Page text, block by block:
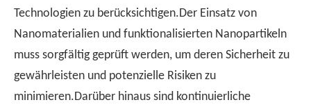
Technologien zu berücksichtigen.Der Einsatz von
Nanomaterialien und funktionalisierten Nanopartikeln
muss sorgfältig geprüft werden, um deren Sicherheit zu
gewährleisten und potenzielle Risiken zu
minimieren.Darüber hinaus sind kontinuierliche